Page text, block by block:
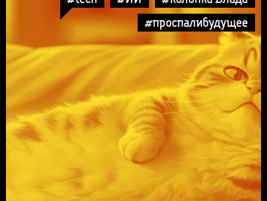
#проспалибудущее